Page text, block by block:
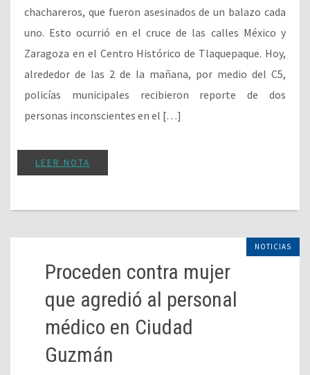
chachareros, que fueron asesinados de un balazo cada
uno. Esto ocurrió en el cruce de las calles México y
Zaragoza en el Centro Histórico de Tlaquepaque. Hoy,
alrededor de las 2 de la mañana, por medio del C5,
policías municipales recibieron reporte de dos
personas inconscientes en el […]
LEER NOTA
NOTICIAS
Proceden contra mujer
que agredió al personal
médico en Ciudad
Guzmán